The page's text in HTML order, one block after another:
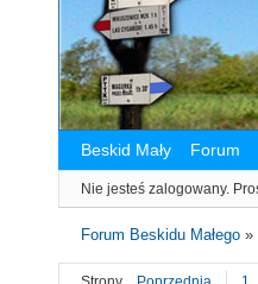
Beskid Mały Forum
Nie jesteś zalogowany.
Forum Beskidu Małego »